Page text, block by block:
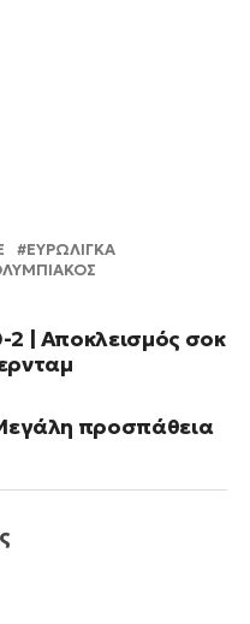
ΕΥΡΩΛΙΓΚΑ
2 | Αποκλεισμός σοκ
προσπάθεια